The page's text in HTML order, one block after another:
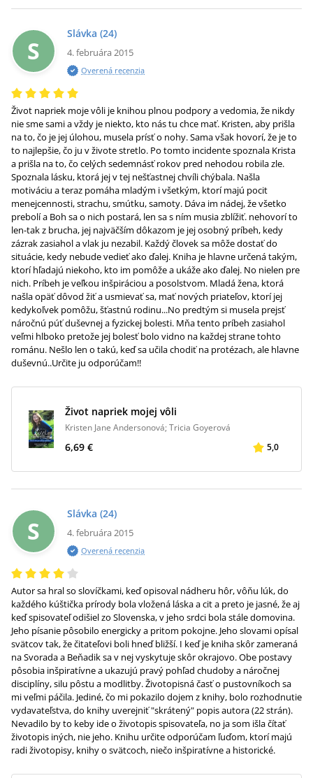
Život napriek mojej vôli
Kristen Jane Andersonová; Tricia Goyerová
6,69 € 5,0
S
Slávka (24)
4. februára 2015
Overená recenzia
Život napriek moje vôli je knihou plnou podpory a vedomia, že nikdy
nie sme sami a vždy je niekto, kto nás tu chce mať. Kristen, aby prišla
na to, čo je jej úlohou, musela prísť o nohy. Sama však hovorí, že je to
to najlepšie, čo ju v živote stretlo. Po tomto incidente spoznala Krista
a prišla na to, čo celých sedemnásť rokov pred nehodou robila zle.
Spoznala lásku, ktorá jej v tej nešťastnej chvíli chýbala. Našla
motiváciu a teraz pomáha mladým i všetkým, ktorí majú pocit
menejcennosti, strachu, smútku, samoty. Dáva im nádej, že všetko
prebolí a Boh sa o nich postará, len sa s ním musia zblížiť. nehovorí to
len-tak z brucha, jej najväčším dôkazom je jej osobný príbeh, kedy
zázrak zasiahol a vlak ju nezabil. Každý človek sa môže dostať do
situácie, kedy nebude vedieť ako ďalej. Kniha je hlavne určená takým,
ktorí hľadajú niekoho, kto im pomôže a ukáže ako ďalej. No nielen pre
nich. Príbeh je veľkou inšpiráciou a posolstvom. Mladá žena, ktorá
našla opäť dôvod žiť a usmievať sa, mať nových priateľov, ktorí jej
kedykoľvek pomôžu, šťastnú rodinu...No predtým si musela prejsť
náročnú púť duševnej a fyzickej bolesti. Mňa tento príbeh zasiahol
veľmi hlboko pretože jej bolesť bolo vidno na každej strane tohto
románu. Nešlo len o takú, keď sa učila chodiť na protézach, ale hlavne
duševnú..Určite ju odporúčam!!
S
Slávka (24)
4. februára 2015
Overená recenzia
Autor sa hral so slovíčkami, keď opisoval nádheru hôr, vôňu lúk, do
každého kúštička prírody bola vložená láska a cit a preto je jasné, že aj
keď spisovateľ odišiel zo Slovenska, v jeho srdci bola stále domovina.
Jeho písanie pôsobilo energicky a pritom pokojne. Jeho slovami opísal
svätcov tak, že čitateľovi boli hneď bližší. I keď je kniha skôr zameraná
na Svorada a Beňadik sa v nej vyskytuje skôr okrajovo. Obe postavy
pôsobia inšpiratívne a ukazujú pravý pohľad chudoby a náročnej
disciplíny, silu pôstu a modlitby. Životopisná časť o pustovníkoch sa
mi veľmi páčila. Jediné, čo mi pokazilo dojem z knihy, bolo rozhodnutie
vydavateľstva, do knihy uverejniť "skrátený" popis autora (22 strán).
Nevadilo by to keby ide o životopis spisovateľa, no ja som išla čítať
životopis iných, nie jeho. Knihu určite odporúčam ľuďom, ktorí majú
radi životopisy, knihy o svätcoch, niečo inšpiratívne a historické.